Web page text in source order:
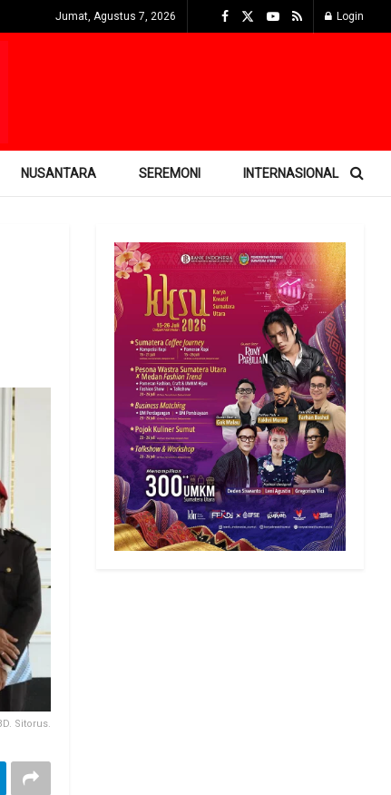
Jumat, Agustus 7, 2026 Login
NUSANTARA SEREMONI INTERNASIONAL
Sitorus.